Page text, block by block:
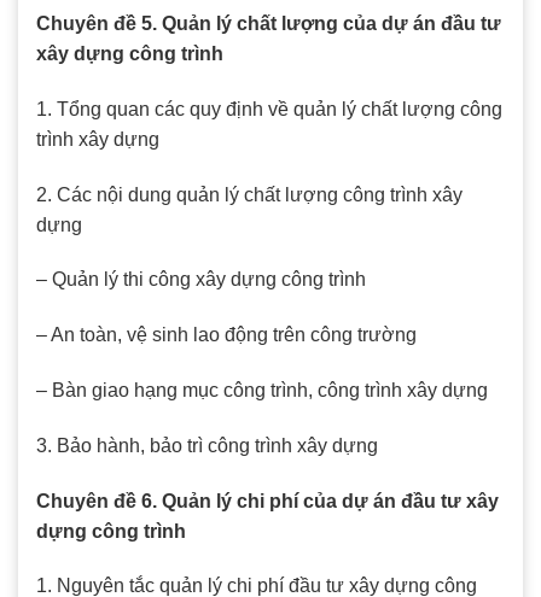
Chuyên đề 5. Quản lý chất lượng của dự án đầu tư
xây dựng công trình
1. Tổng quan các quy định về quản lý chất lượng công
trình xây dựng
2. Các nội dung quản lý chất lượng công trình xây
dựng
– Quản lý thi công xây dựng công trình
– An toàn, vệ sinh lao động trên công trường
– Bàn giao hạng mục công trình, công trình xây dựng
3. Bảo hành, bảo trì công trình xây dựng
Chuyên đề 6. Quản lý chi phí của dự án đầu tư xây
dựng công trình
1. Nguyên tắc quản lý chi phí đầu tư xây dựng công